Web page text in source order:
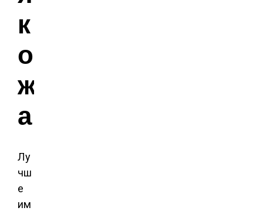
к
о
ж
а
Лу
чш
е
им